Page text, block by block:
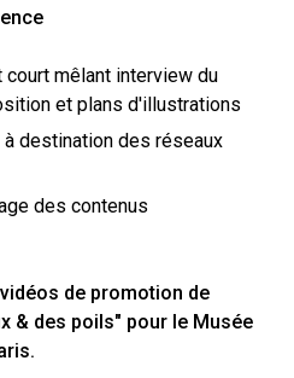
mêlant interview du
et plans d'illustrations
destination des réseaux
des contenus
de promotion de
& des poils" pour le Musée